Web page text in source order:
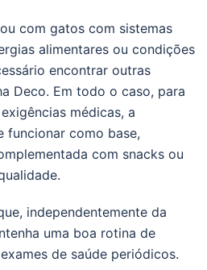
com gatos com sistemas
alimentares ou condições
encontrar outras
Deco. Em todo o caso, para
médicas, a
funcionar como base,
com snacks ou
independentemente da
uma boa rotina de
de saúde periódicos.